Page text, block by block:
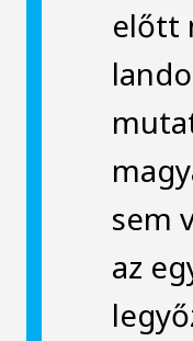
előtt
sem
az